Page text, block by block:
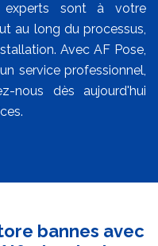
experts sont à votre
au long du processus,
Avec AF Pose,
service professionnel,
nous dès aujourd'hui
bannes avec